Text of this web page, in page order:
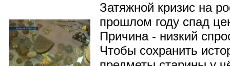
Затяжной кризис на
прошлом году спад
Причина - низкий
Чтобы сохранить